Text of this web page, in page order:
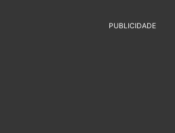
PUBLICIDADE